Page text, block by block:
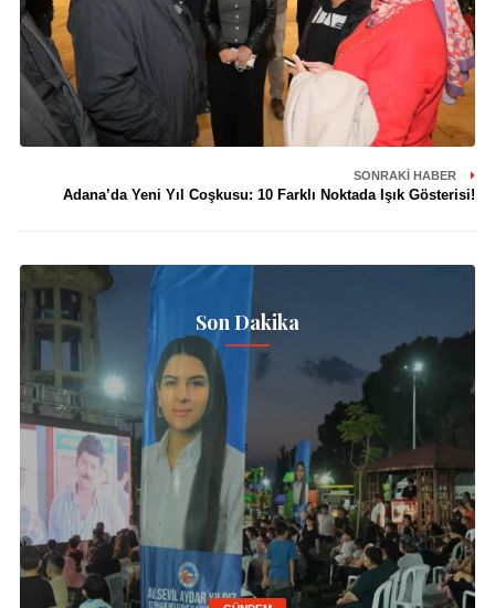
SONRAKI HABER
⁠⁠Adana’da Yeni Yıl Coşkusu: 10 Farklı Noktada Işık Gösterisi!
Son Dakika